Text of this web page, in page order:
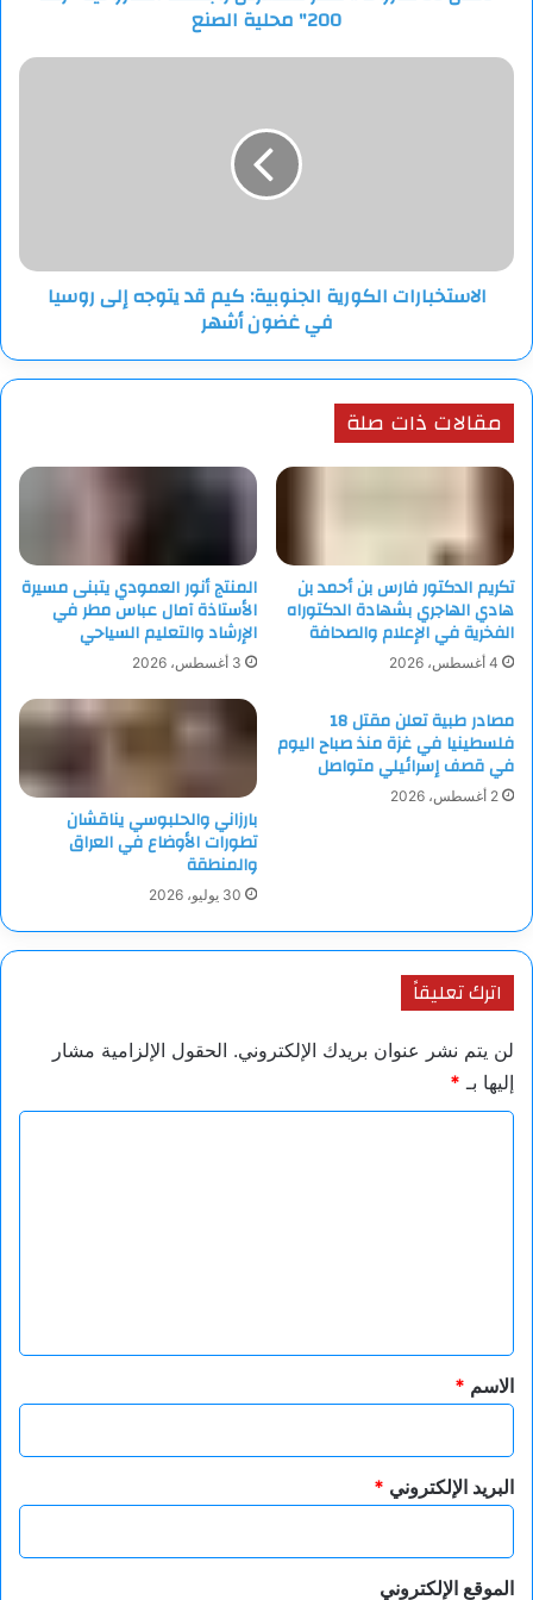
200" محلية الصنع
الاستخبارات
في
غضونالاستخبارات الكورية الجنوبية: كيم قد يتوجه إلى روسيا
في غضون أشهر
مقالات ذات صلة
تكريم الدكتور فارس بن أحمد بن
هادي الهاجري بشهادة الدكتوراه
الفخرية في الإعلام والصحافة
4 أغسطس، 2026
المنتج أنور العمودي يتبنى مسيرة
الأستاذة آمال عباس مطر في
الإرشاد والتعليم السياحي
3 أغسطس، 2026
مصادر طبية تعلن مقتل 18
فلسطينيا في غزة منذ صباح اليوم
في قصف إسرائيلي متواصل
2 أغسطس، 2026
بارزاني والحلبوسي يناقشان
تطورات الأوضاع في العراق
والمنطقة
30 يوليو، 2026
اترك تعليقاً
لن يتم نشر عنوان بريدك الإلكتروني. الحقول الإلزامية مشار
إليها بـ *
*
الاسم *
البريد الإلكتروني *
الموقع الإلكتروني